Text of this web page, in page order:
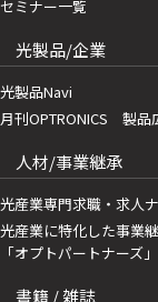
セミナー一覧
光製品/企業
光製品Navi
月刊OPTRONICS 製品
人材/事業継承
光産業専門求職・求人
光産業に特化した事業
「オプトパートナーズ」
書籍 / 雑誌